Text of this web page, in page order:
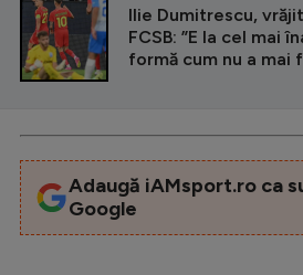
Ilie Dumitrescu,
FCSB: ”E la cel mai
formă cum nu a mai
Adaugă iAMsport.ro ca
Google